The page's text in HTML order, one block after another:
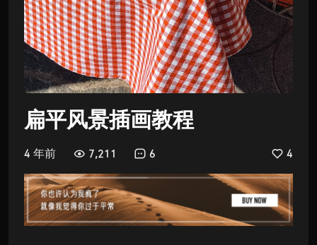
扁平风景插画教程
4 年前 7,211 6 4